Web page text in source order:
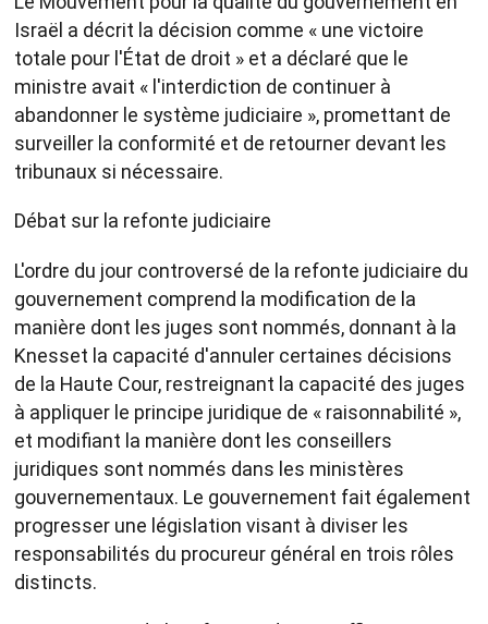
Israël a décrit la décision comme « une victoire
totale pour l'État de droit » et a déclaré que le
ministre avait « l'interdiction de continuer à
abandonner le système judiciaire », promettant de
surveiller la conformité et de retourner devant les
tribunaux si nécessaire.
Débat sur la refonte judiciaire
L'ordre du jour controversé de la refonte judiciaire du
gouvernement comprend la modification de la
manière dont les juges sont nommés, donnant à la
Knesset la capacité d'annuler certaines décisions
de la Haute Cour, restreignant la capacité des juges
à appliquer le principe juridique de « raisonnabilité »,
et modifiant la manière dont les conseillers
juridiques sont nommés dans les ministères
gouvernementaux. Le gouvernement fait également
progresser une législation visant à diviser les
responsabilités du procureur général en trois rôles
distincts.